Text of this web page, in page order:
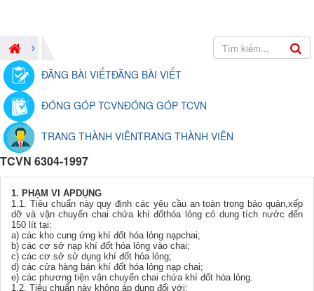
ĐĂNG BÀI VIẾTĐĂNG BÀI VIẾT
ĐÓNG GÓP TCVNĐÓNG GÓP TCVN
TRANG THÀNH VIÊNTRANG THÀNH VIÊN
TCVN 6304-1997
1. PHẠM VI ÁPDỤNG
1.1. Tiêu chuẩn này quy định các yêu cầu an toàn trong bảo quản,xếp
dỡ và vận chuyển chai chứa khí đốthóa lỏng có dung tích nước đến
150 lít tại:
a) các kho cung ứng khí đốt hóa lỏng nạpchai;
b) các cơ sở nạp khí đốt hóa lỏng vào chai;
c) các cơ sở sử dụng khí đốt hóa lỏng;
d) các cửa hàng bán khí đốt hóa lỏng nạp chai;
e) các phương tiện vận chuyển chai chứa khí đốt hóa lỏng.
1.2. Tiêu chuẩn này không áp dụng đối với: